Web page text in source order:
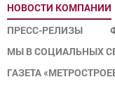
НОВОСТИ КОМПАНИИ
ПРЕСС-РЕЛИЗЫ
МЫ В СОЦИАЛЬНЫХ
ГАЗЕТА